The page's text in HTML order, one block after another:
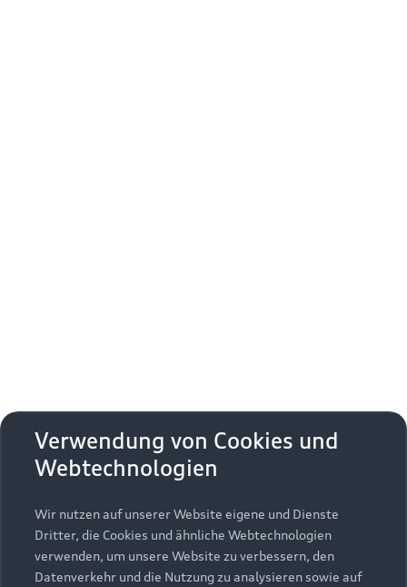
Zurück nach oben
Modelle
Alle Modelle
Modelle vergleichen
Kaufen & leasen
Neuwagensuche
Service & Zubehör
Verwendung von Cookies und
Webtechnologien
Wir nutzen auf unserer Website eigene und Dienste
Dritter, die Cookies und ähnliche Webtechnologien
verwenden, um unsere Website zu verbessern, den
Datenverkehr und die Nutzung zu analysieren sowie auf